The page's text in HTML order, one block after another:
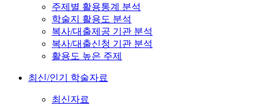
주제별 활용통계 분석
학술지 활용도 분석
복사/대출제공 기관 분석
복사/대출신청 기관 분석
활용도 높은 주제
최신/인기 학술자료
최신자료